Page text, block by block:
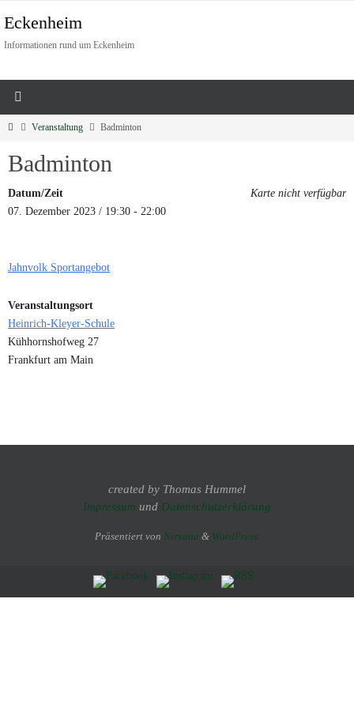
Eckenheim
Informationen rund um Eckenheim
Veranstaltung Badminton
Badminton
Karte nicht verfügbar
Datum/Zeit
07. Dezember 2023 / 19:30 - 22:00
Jahnvolk Sportangebot
Veranstaltungsort
Heinrich-Kleyer-Schule
Kühhornshofweg 27
Frankfurt am Main
created by Thomas Hummel
Impressum und Datenschutzerklärung
Präsentiert von Nirvana & WordPress.